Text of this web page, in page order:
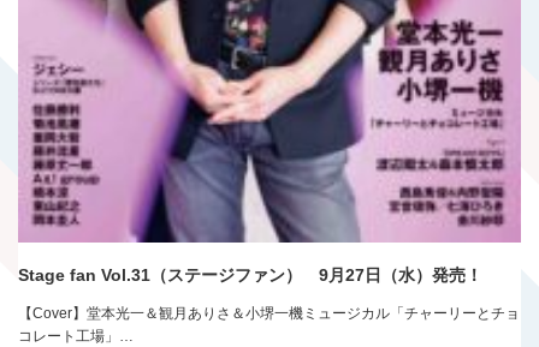
Stage fan Vol.31（ステージファン） 9月27日（水）発売！
【Cover】堂本光一＆観月ありさ＆小堺一機ミュージカル「チャーリーとチョ
コレート工場」…